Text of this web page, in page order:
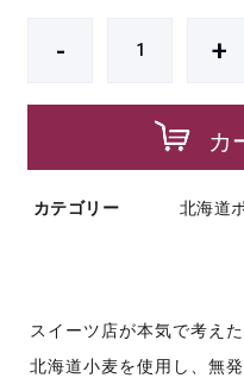
- +
カ
カテゴリー 北海道
スイーツ店が本気で考え
北海道小麦を使用し、無